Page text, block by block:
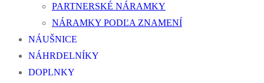
PARTNERSKÉ NÁRAMKY
NÁRAMKY PODĽA ZNAMENÍ
NÁUŠNICE
NÁHRDELNÍKY
DOPLNKY